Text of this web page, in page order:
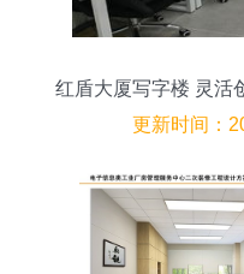
红盾大厦写字楼 灵活
更新时间：